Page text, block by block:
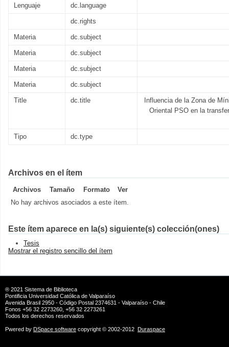
Lenguaje dc.language
dc.rights
Materia dc.subject
Materia dc.subject
Materia dc.subject
Materia dc.subject
Title dc.title
Influencia de la Zona de
Oriental PSO en la
Tipo dc.type
Archivos en el ítem
Archivos Tamaño Formato
Ver
No hay archivos asociados a este ítem.
Este ítem aparece en la(s) siguiente(s) colección(ones)
Tesis
Mostrar el registro sencillo del ítem
® 2021 Sistema de Biblioteca
Pontificia Universidad Católica de Valparaíso
Avenida Brasil 2950 - Código Postal 2374631 - Valparaíso - Chile
Fonos +56 32 2273260, +56 32 2273261
Todos los derechos reservados
Pwered by DSpace software copyright © 2002-2012 Duraspace